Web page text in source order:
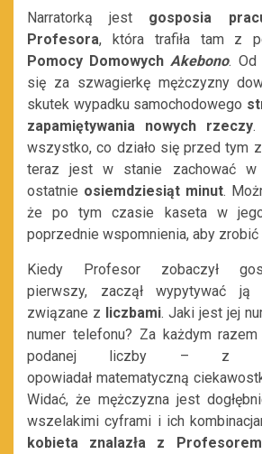
Narratorką jest gosposia
Profesora, która trafiła tam z
Pomocy DomowychAkebono. Od
się za szwagierkę mężczyzny
skutek wypadku samochodowego
zapamiętywania nowych rzeczy.
wszystko, co działo się przed tym
teraz jest w stanie zachować w
ostatnie osiemdziesiąt minut.
żepo tym czasie kaseta w
poprzednie wspomnienia, aby
Kiedy Profesor zobaczył
pierwszy, zaczął wypytywać
związane z liczbami. Jaki jest jej
numer telefonu? Za każdym
podanej liczby – z
opowiadał matematyczną
Widać, że mężczyzna jest
wszelakimi cyframi i ich
kobieta znalazła z